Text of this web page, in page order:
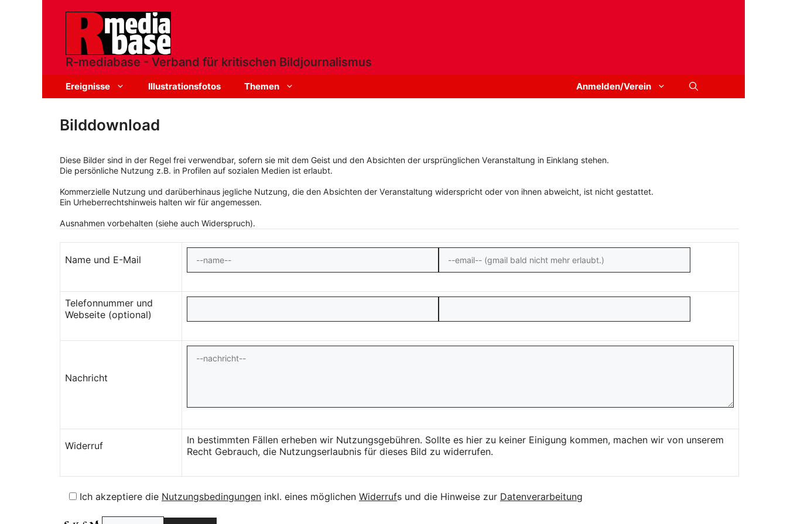
R-mediabase - Verband für kritischen Bildjournalismus
Ereignisse Illustrationsfotos Themen Anmelden/Verein
Bilddownload
Diese Bilder sind in der Regel frei verwendbar, sofern sie mit dem Geist und den Absichten der ursprünglichen Veranstaltung in Einklang stehen.
Die persönliche Nutzung z.B. in Profilen auf sozialen Medien ist erlaubt.
Kommerzielle Nutzung und darüberhinaus jegliche Nutzung, die den Absichten der Veranstaltung widerspricht oder von ihnen abweicht, ist nicht gestattet.
Ein Urheberrechtshinweis halten wir für angemessen.
Ausnahmen vorbehalten (siehe auch Widerspruch).
Name und E-Mail
Telefonnummer und
Webseite (optional)
Nachricht
Widerruf
In bestimmten Fällen erheben wir Nutzungsgebühren. Sollte es hier zu keiner Einigung kommen, machen wir von unserem
Recht Gebrauch, die Nutzungserlaubnis für dieses Bild zu widerrufen.
Ich akzeptiere die Nutzungsbedingungen inkl. eines möglichen Widerrufs und die Hinweise zur Datenverarbeitung